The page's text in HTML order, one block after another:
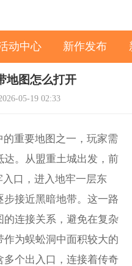
动中心 新作发布
地图怎么打开
05-19 02:33
重要地图之一，玩家需
。从盟重土城出发，前
口，进入地牢一层东
接近黑暗地带。这一路
连接关系，避免在复杂
为蜈蚣洞中面积较大的
个出入口，连接着传奇